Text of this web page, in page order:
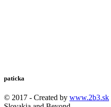
paticka
© 2017 - Created by www.2b3.sk